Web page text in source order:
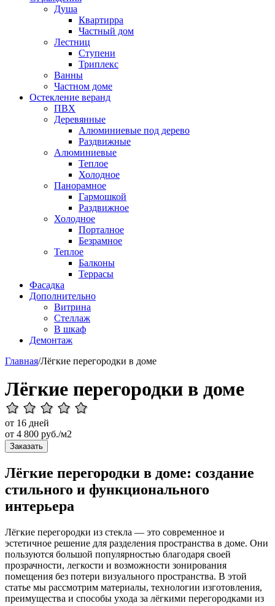
Душа
Квартирра
Частный дом
Лестниц
Ступени
Триплекс
Ванны
Частном доме
Остекление веранд
ПВХ
Деревянные
Алюминиевые под дерево
Раздвижные
Алюминиевые
Теплое
Холодное
Панорамное
Гармошкой
Раздвижное
Холодное
Порталное
Безрамное
Теплое
Балконы
Террасы
Фасадка
Дополнительно
Витрина
Стеллаж
В шкаф
Демонтаж
Главная/Лёгкие перегородки в доме
Лёгкие перегородки в доме
от 16 дней
от 4 800 руб./м2
Заказать
Лёгкие перегородки в доме: создание
стильного и функционального
интерьера
Лёгкие перегородки из стекла — это современное и
эстетичное решение для разделения пространства в доме. Они
пользуются большой популярностью благодаря своей
прозрачности, легкости и возможности зонирования
помещения без потери визуального пространства. В этой
статье мы рассмотрим материалы, технологии изготовления,
преимущества и способы ухода за лёгкими перегородками из